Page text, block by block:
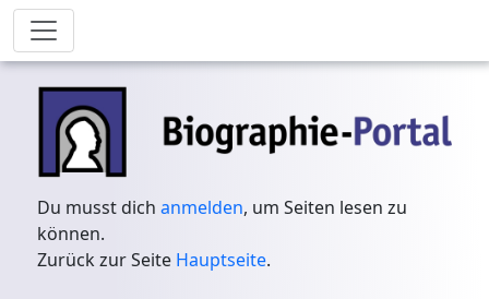
Du musst dichanmelden, um Seiten lesen zu
können.
Zurück zur Seite Hauptseite.